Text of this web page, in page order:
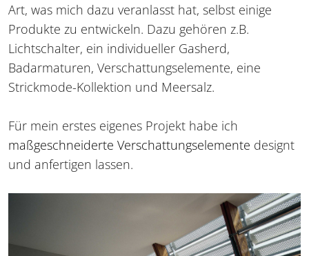
Art, was mich dazu veranlasst hat, selbst einige
Produkte zu entwickeln. Dazu gehören z.B.
Lichtschalter, ein individueller Gasherd,
Badarmaturen, Verschattungselemente, eine
Strickmode-Kollektion und Meersalz.
Für mein erstes eigenes Projekt habe ich
maßgeschneiderte Verschattungselemente designt
und anfertigen lassen.